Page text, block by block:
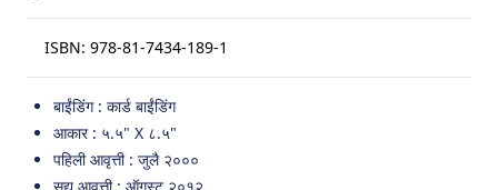
ISBN: 978-81-7434-189-1
बाईंडिंग : कार्ड बाईंडिंग
आकार : ५.५" X ८.५"
पहिली आवृत्ती : जुलै २०००